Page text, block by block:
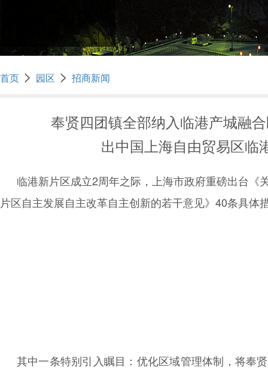
首页 > 园区 > 招商新闻
奉贤四团镇全部纳入临港产城融
出中国上海自由贸易区临
临港新片区成立2周年之际，上海市政府重磅出台《
片区自主发展自主改革自主创新的若干意见》40条具体
其中一条特别引入瞩目：优化区域管理体制，将奉